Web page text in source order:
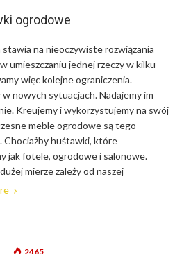
ogrodowe
na nieoczywiste rozwiązania
umieszczaniu jednej rzeczy w kilku
więc kolejne ograniczenia.
nowych sytuacjach. Nadajemy im
Kreujemy i wykorzystujemy na swój
meble ogrodowe są tego
Chociażby huśtawki, które
jak fotele, ogrodowe i salonowe.
mierze zależy od naszej
2465